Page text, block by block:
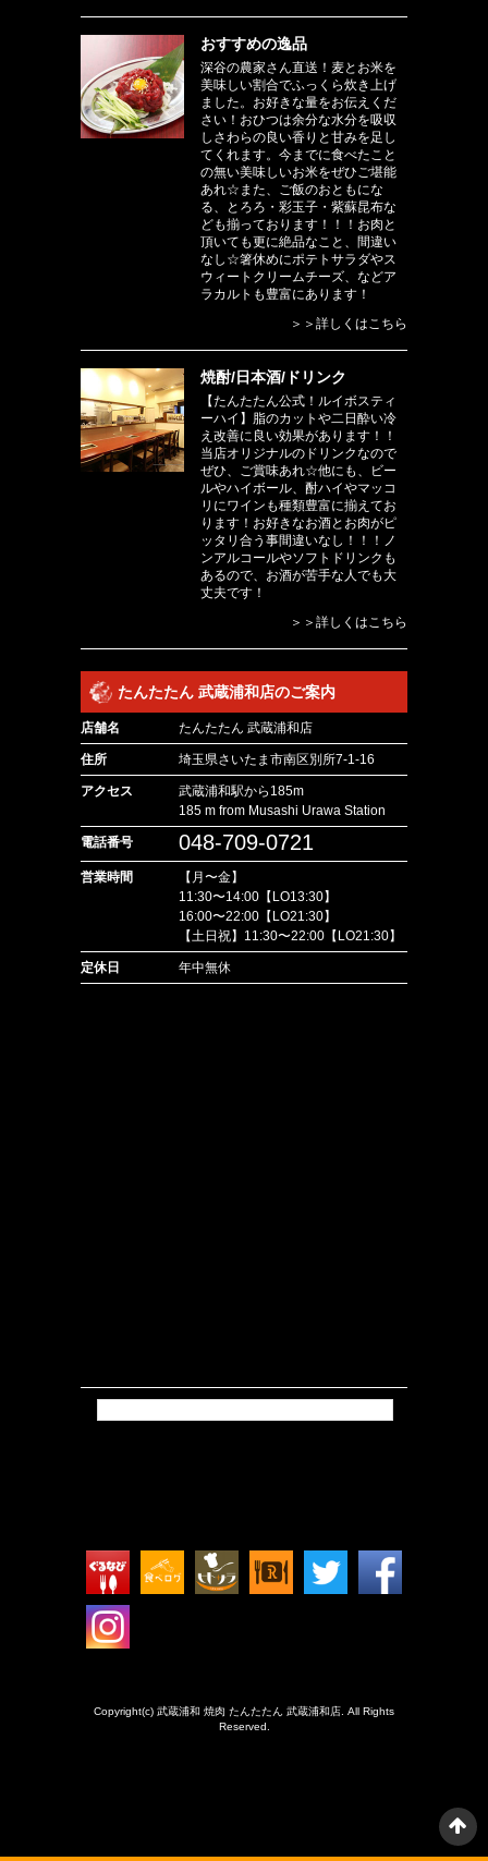
おすすめの逸品
深谷の農家さん直送！麦とお米を
美味しい割合でふっくら炊き上げ
ました。お好きな量をお伝えくだ
さい！おひつは余分な水分を吸収
しさわらの良い香りと甘みを足し
てくれます。今までに食べたこと
の無い美味しいお米をぜひご堪能
あれ☆また、ご飯のおともにな
る、とろろ・彩玉子・紫蘇昆布な
ども揃っております！！！お肉と
頂いても更に絶品なこと、間違い
なし☆箸休めにポテトサラダやス
ウィートクリームチーズ、などア
ラカルトも豊富にあります！
＞＞詳しくはこちら
焼酎/日本酒/ドリンク
【たんたたん公式！ルイボスティ
ーハイ】脂のカットや二日酔い冷
え改善に良い効果があります！！
当店オリジナルのドリンクなので
ぜひ、ご賞味あれ☆他にも、ビー
ルやハイボール、酎ハイやマッコ
リにワインも種類豊富に揃えてお
ります！お好きなお酒とお肉がピ
ッタリ合う事間違いなし！！！ノ
ンアルコールやソフトドリンクも
あるので、お酒が苦手な人でも大
丈夫です！
＞＞詳しくはこちら
たんたたん 武蔵浦和店のご案内
店舗名 たんたたん 武蔵浦和店
住所 埼玉県さいたま市南区別所7-1-16
アクセス
武蔵浦和駅から185m
185 m from Musashi Urawa Station
電話番号 048-709-0721
営業時間
【月〜金】
11:30〜14:00【LO13:30】
16:00〜22:00【LO21:30】
【土日祝】11:30〜22:00【LO21:30】
定休日 年中無休
Copyright(c) 武蔵浦和 焼肉 たんたたん 武蔵浦和店. All Rights
Reserved.